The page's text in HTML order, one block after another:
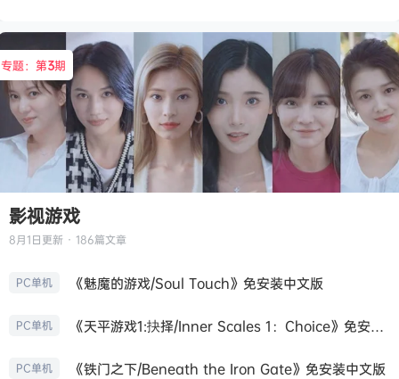
专题：第3期
影视游戏
8月1日更新 · 186篇文章
PC单机 《魅魔的游戏/Soul Touch》免安装中文版
PC单机 《天平游戏1:抉择/Inner Scales 1：Choice》免安装中文版
PC单机 《铁门之下/Beneath the Iron Gate》免安装中文版